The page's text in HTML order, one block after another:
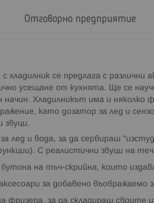
хладилник се предлага с различни
усещане от кухнята. Ще се
Хладилникът има и няколко
като дозатор за лед и
звуци.
лед и вода, за да сервираш
С реалистични звуци на
на тъч-скрийна, които
за добавено въображаемо
фризера, за да складираш своите
Отговорно предприятие